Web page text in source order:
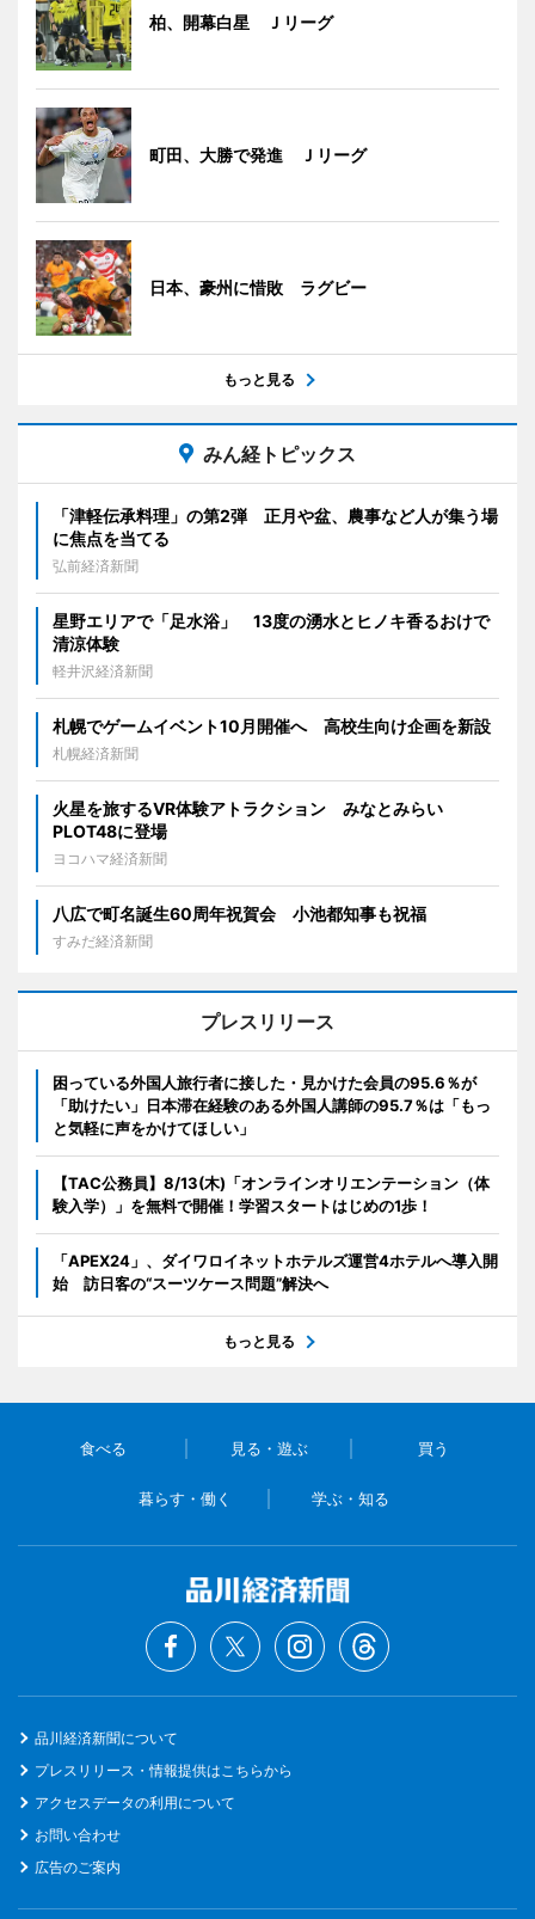
柏、開幕白星 Ｊリーグ
町田、大勝で発進 Ｊリーグ
日本、豪州に惜敗 ラグビー
もっと見る
みん経トピックス
「津軽伝承料理」の第2弾 正月や盆、農事など人が集う場
に焦点を当てる
弘前経済新聞
星野エリアで「足水浴」 13度の湧水とヒノキ香るおけで
清涼体験
軽井沢経済新聞
札幌でゲームイベント10月開催へ 高校生向け企画を新設
札幌経済新聞
火星を旅するVR体験アトラクション みなとみらい
PLOT48に登場
ヨコハマ経済新聞
八広で町名誕生60周年祝賀会 小池都知事も祝福
すみだ経済新聞
プレスリリース
困っている外国人旅行者に接した・見かけた会員の95.6％が
「助けたい」日本滞在経験のある外国人講師の95.7％は「もっ
と気軽に声をかけてほしい」
【TAC公務員】8/13(木)「オンラインオリエンテーション（体
験入学）」を無料で開催！学習スタートはじめの1歩！
「APEX24」、ダイワロイネットホテルズ運営4ホテルへ導入開
始 訪日客の“スーツケース問題”解決へ
もっと見る
食べる 見る・遊ぶ 買う
暮らす・働く 学ぶ・知る
品川経済新聞について
プレスリリース・情報提供はこちらから
アクセスデータの利用について
お問い合わせ
広告のご案内